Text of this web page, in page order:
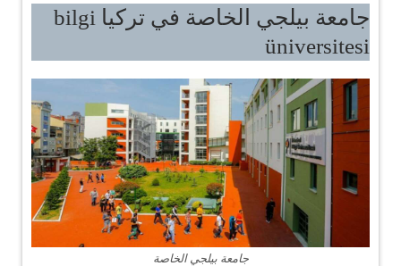
جامعة بيلجي الخاصة في تركيا bilgi
üniversitesi
جامعة بيلجي الخاصة